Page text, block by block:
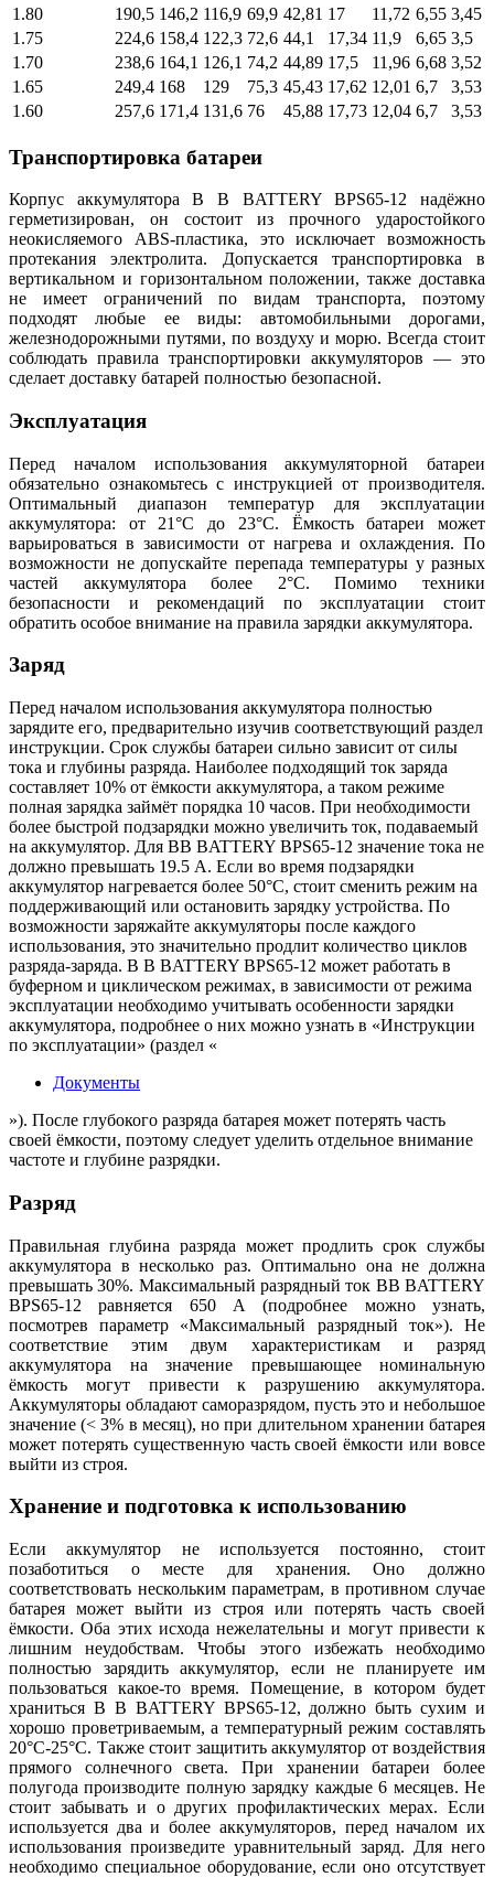
1.80 190,5 146,2 116,9 69,9 42,81 17 11,72 6,55 3,45
1.75
224,6 158,4 122,3 72,6 44,1 17,34 11,9 6,65 3,5
1.70
238,6 164,1 126,1 74,2 44,89 17,5 11,96 6,68 3,52
1.65
249,4 168 129 75,3 45,43 17,62 12,01 6,7
3,53
1.60
257,6 171,4 131,6 76 45,88 17,73 12,04 6,7 3,53
Транспортировка батареи
Корпус аккумулятора B B BATTERY BPS65-12 надёжно
герметизирован, он состоит из прочного ударостойкого
неокисляемого ABS-пластика, это исключает возможность
протекания электролита. Допускается транспортировка в
вертикальном и горизонтальном положении, также доставка
не имеет ограничений по видам транспорта, поэтому
подходят любые ее виды: автомобильными дорогами,
железнодорожными путями, по воздуху и морю. Всегда стоит
соблюдать правила транспортировки аккумуляторов — это
сделает доставку батарей полностью безопасной.
Эксплуатация
Перед началом использования аккумуляторной батареи
обязательно ознакомьтесь с инструкцией от производителя.
Оптимальный диапазон температур для эксплуатации
аккумулятора: от 21°С до 23°С. Ёмкость батареи может
варьироваться в зависимости от нагрева и охлаждения. По
возможности не допускайте перепада температуры у разных
частей аккумулятора более 2°С. Помимо техники
безопасности и рекомендаций по эксплуатации стоит
обратить особое внимание на правила зарядки аккумулятора.
Заряд
Перед началом использования аккумулятора полностью
зарядите его, предварительно изучив соответствующий раздел
инструкции. Срок службы батареи сильно зависит от силы
тока и глубины разряда. Наиболее подходящий ток заряда
составляет 10% от ёмкости аккумулятора, а таком режиме
полная зарядка займёт порядка 10 часов. При необходимости
более быстрой подзарядки можно увеличить ток, подаваемый
на аккумулятор. Для BB BATTERY BPS65-12 значение тока не
должно превышать 19.5 А. Если во время подзарядки
аккумулятор нагревается более 50°С, стоит сменить режим на
поддерживающий или остановить зарядку устройства. По
возможности заряжайте аккумуляторы после каждого
использования, это значительно продлит количество циклов
разряда-заряда. B B BATTERY BPS65-12 может работать в
буферном и циклическом режимах, в зависимости от режима
эксплуатации необходимо учитывать особенности зарядки
аккумулятора, подробнее о них можно узнать в «Инструкции
по эксплуатации» (раздел «
Документы
»). После глубокого разряда батарея может потерять часть
своей ёмкости, поэтому следует уделить отдельное внимание
частоте и глубине разрядки.
Разряд
Правильная глубина разряда может продлить срок службы
аккумулятора в несколько раз. Оптимально она не должна
превышать 30%. Максимальный разрядный ток BB BATTERY
BPS65-12 равняется 650 А (подробнее можно узнать,
посмотрев параметр «Максимальный разрядный ток»). Не
соответствие этим двум характеристикам и разряд
аккумулятора на значение превышающее номинальную
ёмкость могут привести к разрушению аккумулятора.
Аккумуляторы обладают саморазрядом, пусть это и небольшое
значение (< 3% в месяц), но при длительном хранении батарея
может потерять существенную часть своей ёмкости или вовсе
выйти из строя.
Хранение и подготовка к использованию
Если аккумулятор не используется постоянно, стоит
позаботиться о месте для хранения. Оно должно
соответствовать нескольким параметрам, в противном случае
батарея может выйти из строя или потерять часть своей
ёмкости. Оба этих исхода нежелательны и могут привести к
лишним неудобствам. Чтобы этого избежать необходимо
полностью зарядить аккумулятор, если не планируете им
пользоваться какое-то время. Помещение, в котором будет
храниться B B BATTERY BPS65-12, должно быть сухим и
хорошо проветриваемым, а температурный режим составлять
20°С-25°С. Также стоит защитить аккумулятор от воздействия
прямого солнечного света. При хранении батареи более
полугода производите полную зарядку каждые 6 месяцев. Не
стоит забывать и о других профилактических мерах. Если
используется два и более аккумуляторов, перед началом их
использования произведите уравнительный заряд. Для него
необходимо специальное оборудование, если оно отсутствует